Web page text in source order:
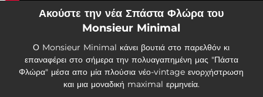
Ακούστε την νέα Σπάστα Φλώρα του
Monsieur Minimal
Ο Monsieur Minimal κάνει βουτιά στο παρελθόν κι
επαναφέρει στο σήμερα την πολυαγαπημένη μας "Πάστα
Φλώρα" μέσα απο μία πλούσια νέο-vintage ενορχήστρωση
και μια μοναδική maximal ερμηνεία.